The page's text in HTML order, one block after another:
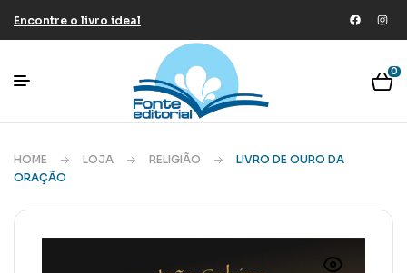
Encontre o livro ideal
0
HOME LOJA RELIGIÃO
LIVRO DE OURO DA
ORAÇÃO